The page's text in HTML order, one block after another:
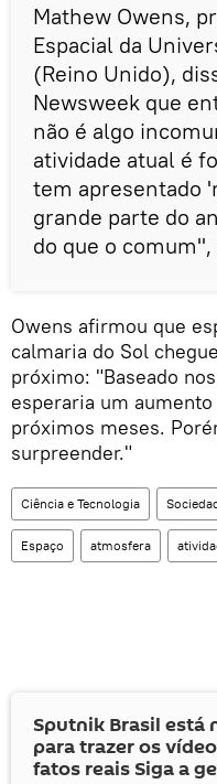
Mathew Owens,
Espacial da
(Reino Unido),
Newsweek que
não é algo
atividade atual é
tem apresentado
grande parte do
do que o
Owens afirmou que
calmaria do Sol
próximo: "Baseado
esperaria um
próximos meses.
surpreender."
Ciência e Tecnologia
Espaço atmosfera
Sputnik Brasil está
para trazer os
fatos reais Siga a